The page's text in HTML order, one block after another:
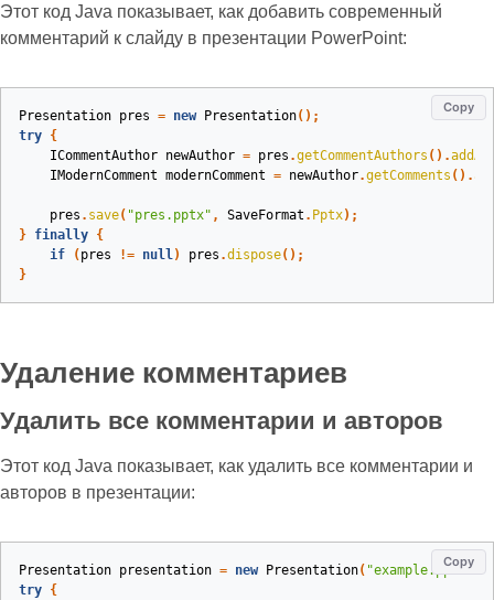
Этот код Java показывает, как добавить современный
комментарий к слайду в презентации PowerPoint:
Copy
Presentation pres = new Presentation();
try {
ICommentAuthor newAuthor = pres .getCommentAuthors ().
IModernComment modernComment = newAuthor.getComments ().
pres . save( "pres.pptx" , SaveFormat . Pptx);
} finally {
if
( pres != null) pres .dispose();
}
Удаление комментариев
Удалить все комментарии и авторов
Этот код Java показывает, как удалить все комментарии и
авторов в презентации:
Copy
Presentation presentation = new Presentation( "example.pptx");
try {